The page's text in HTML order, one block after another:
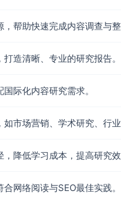
帮助快速完成内容调查与整
造清晰、专业的研究报告。
际化内容研究需求。
市场营销、学术研究、行业
降低学习成本，提高研究效
网络阅读与SEO最佳实践。